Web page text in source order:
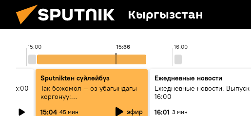
Кыргызстан
15:00 16:00
15:36
15:00
Sputnikteн сүйлөйбүз
Так божомол — өз убагындагы
коргонуу:
гидрометеорологиялык кызмат
кантип өркүндөтүлүүдө
15:04 45 мин эфир
Ежедневные новости
Ежедневные новости. Выпуск
16:00
16:01 3 мин